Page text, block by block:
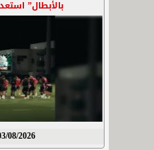
بالأبطال”
03/08/2026 -